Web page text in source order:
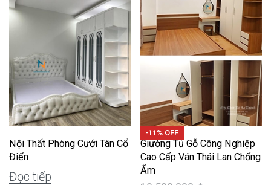
Nội Thất Phòng Cưới Tân Cổ
Điển
Đọc tiếp
-11% OFF
Giường Tủ Gỗ Công Nghiệp
Cao Cấp Ván Thái Lan Chống
Ẩm